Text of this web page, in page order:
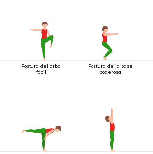
Postura del árbol
fácil
Postura de la base
poderosa